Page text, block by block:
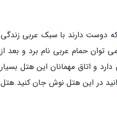
دوست دارند با سبک عربی زندگی
حمام عربی نام برد و بعد از
با ماساژ های سنتی تجربه ای جدید خواهید داشت. این هتل 84 اتاق دارد و اتاق مهمانان این هتل بسیار
در این هتل نوش جان کنید.هتل